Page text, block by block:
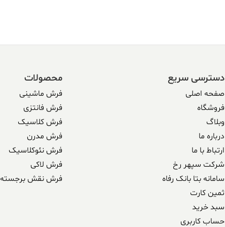
دسترسی سریع
صفحه اصلی
فروشگاه
وبلاگ
درباره ما
ارتباط با ما
شرکت سپهر رخ
سامانه بتا بانک رفاه
ثمین کارت
سبد خرید
حساب کاربری
محصولات
فرش ماشینی
فرش فانتزی
فرش کلاسیک
فرش مدرن
فرش نئوکلاسیک
فرش لاکی
فرش نقش برجسته